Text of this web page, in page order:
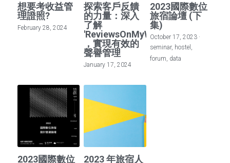
想要考收益管
理證照?
February 28, 2024
探索客戶反饋
的力量：深入
了解
'ReviewsOnMyWebsite'
，實現有效的
聲譽管理
January 17, 2024
2023國際數位
旅宿論壇 (下
集)
October 17, 2023 ·
seminar, hostel,
forum, data
2023國際數位
2023 年旅宿人